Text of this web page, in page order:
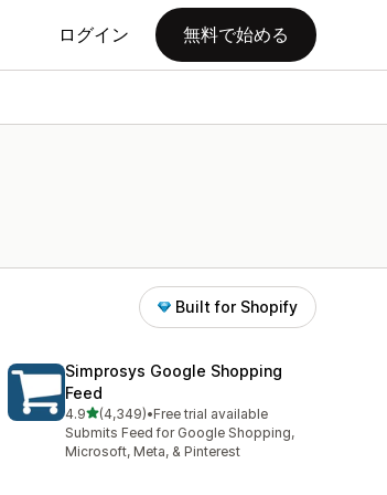
ログイン 無料で始める
Built for Shopify
Simprosys Google Shopping
Feed
4.95つ星中
(4,349)
合計レビュー数：4349件
•Free trial available
Submits Feed for Google Shopping,
Microsoft, Meta, & Pinterest